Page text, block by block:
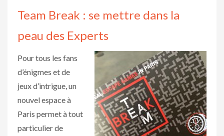
Team Break : se mettre dans la
peau des Experts
Pour tous les fans
d’énigmes et de
jeux d’intrigue, un
nouvel espace à
Paris permet à tout
particulier de